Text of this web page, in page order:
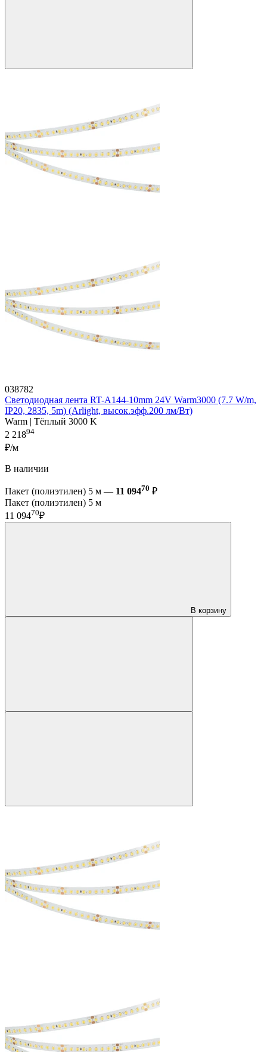
038782
Светодиодная лента RT-A144-10mm 24V Warm3000 (7.7 W/m,
IP20, 2835, 5m) (Arlight, высок.эфф.200 лм/Вт)
Warm | Тёплый 3000 K
2 21894
₽/м
В наличии
Пакет (полиэтилен) 5 м — 11 09470 ₽
Пакет (полиэтилен) 5 м
11 09470₽
В корзину